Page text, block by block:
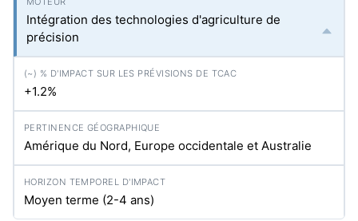
Intégration des technologies d'agriculture de
précision
+1.2%
Amérique du Nord, Europe occidentale et Australie
Moyen terme (2-4 ans)